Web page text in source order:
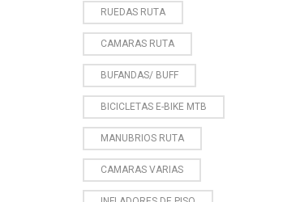
RUEDAS RUTA
CAMARAS RUTA
BUFANDAS/ BUFF
BICICLETAS E-BIKE MTB
MANUBRIOS RUTA
CAMARAS VARIAS